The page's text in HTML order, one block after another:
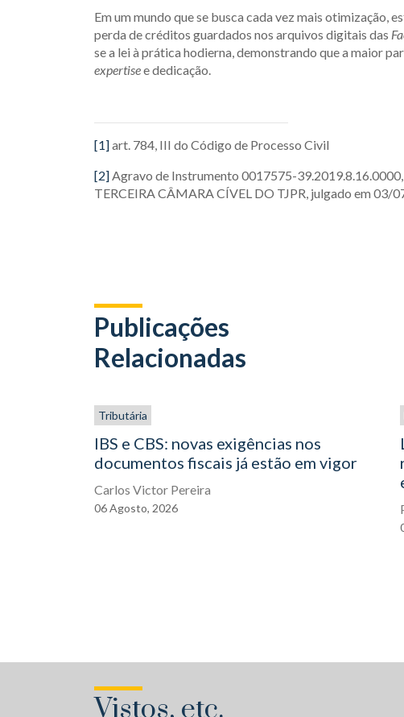
Em um mundo que se busca cada vez mais otimização,
perda de créditos guardados nos arquivos digitais das
se a lei à prática hodierna, demonstrando que a maior
expertisee dedicação.
[1]art. 784, III do Código de Processo Civil
[2]Agravo de Instrumento 0017575-
TERCEIRA CÂMARA CÍVEL DO TJPR, julgado em
Publicações
Relacionadas
Tributária
IBS e CBS: novas exigências nos
documentos fiscais já estão em vigor
Carlos Victor Pereira
06Agosto, 2026
Vistos, etc.